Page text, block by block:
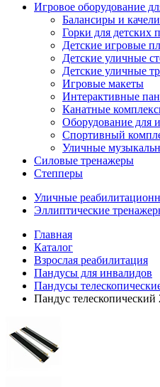
Игровое оборудование
Балансиры и качели
Горки для детских
Детские игровые
Детские уличные
Детские уличные
Игровые макеты
Интерактивные
Канатные
Оборудование для
Спортивный
Уличные
Силовые тренажеры
Степперы
Уличные
Эллиптические
Главная
Каталог
Взрослая реабилитация
Пандусы для инвалидов
Пандусы
Пандус